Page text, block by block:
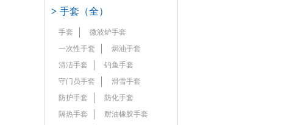
> 手套（全）
手套
微波炉手套
一次性手套
焗油手套
清洁手套
钓鱼手套
守门员手套
滑雪手套
防护手套
防化手套
隔热手套
耐油橡胶手套